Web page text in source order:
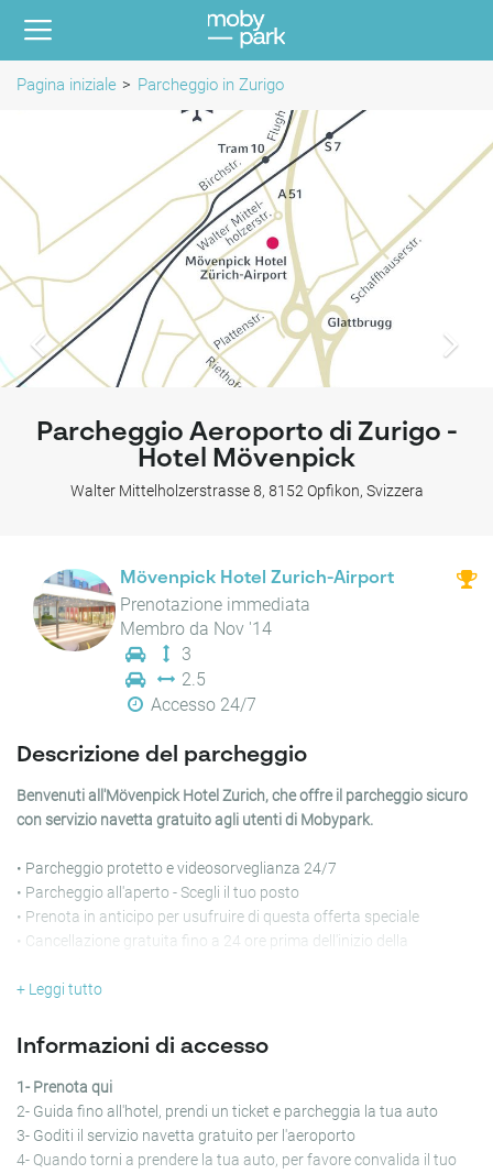
Pagina iniziale Parcheggio in Zurigo
Parcheggio Aeroporto di Zurigo -
Hotel Mövenpick
Walter Mittelholzerstrasse 8, 8152 Opfikon, Svizzera
Mövenpick Hotel Zurich-Airport
Prenotazione immediata
Membro da Nov '14
3
2.5
Accesso 24/7
Descrizione del parcheggio
Benvenuti all'Mövenpick Hotel Zurich, che offre il parcheggio sicuro
con servizio navetta gratuito agli utenti di Mobypark.
• Parcheggio protetto e videosorveglianza 24/7
• Parcheggio all'aperto - Scegli il tuo posto
• Prenota in anticipo per usufruire di questa offerta speciale
• Cancellazione gratuita fino a 24 ore prima dell'inizio della
+ Leggi tutto
Informazioni di accesso
1- Prenota qui
2- Guida fino all'hotel, prendi un ticket e parcheggia la tua auto
3- Goditi il servizio navetta gratuito per l'aeroporto
4- Quando torni a prendere la tua auto, per favore convalida il tuo